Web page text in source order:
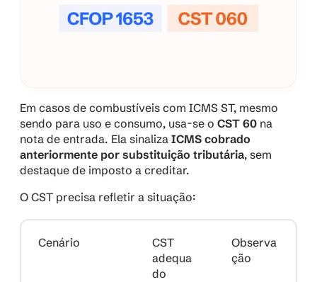
Em casos de combustíveis com ICMS ST, mesmo
sendo para uso e consumo, usa-se o CST 60 na
nota de entrada. Ela sinaliza ICMS cobrado
anteriormente por substituição tributária, sem
destaque de imposto a creditar.
O CST precisa refletir a situação:
Cenário
CST
adequa
do
Observa
ção